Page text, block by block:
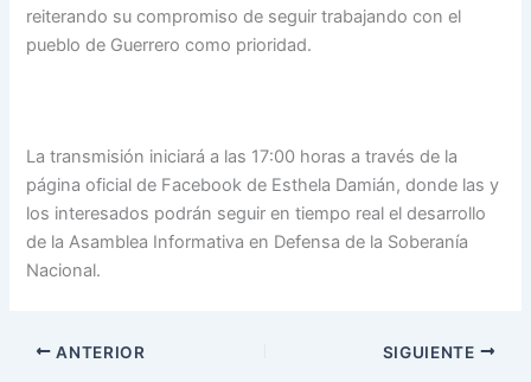
reiterando su compromiso de seguir trabajando con el
pueblo de Guerrero como prioridad.
La transmisión iniciará a las 17:00 horas a través de la
página oficial de Facebook de Esthela Damián, donde las y
los interesados podrán seguir en tiempo real el desarrollo
de la Asamblea Informativa en Defensa de la Soberanía
Nacional.
ANTERIOR SIGUIENTE